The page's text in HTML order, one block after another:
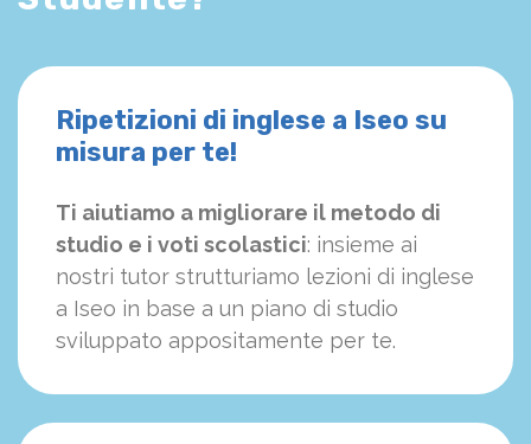
Ripetizioni di inglese a Iseo su
misura per te!
Ti aiutiamo a migliorare il metodo di
studio e i voti scolastici: insieme ai
nostri tutor strutturiamo lezioni di inglese
a Iseo in base a un piano di studio
sviluppato appositamente per te.